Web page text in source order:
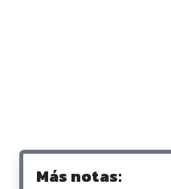
Más notas: